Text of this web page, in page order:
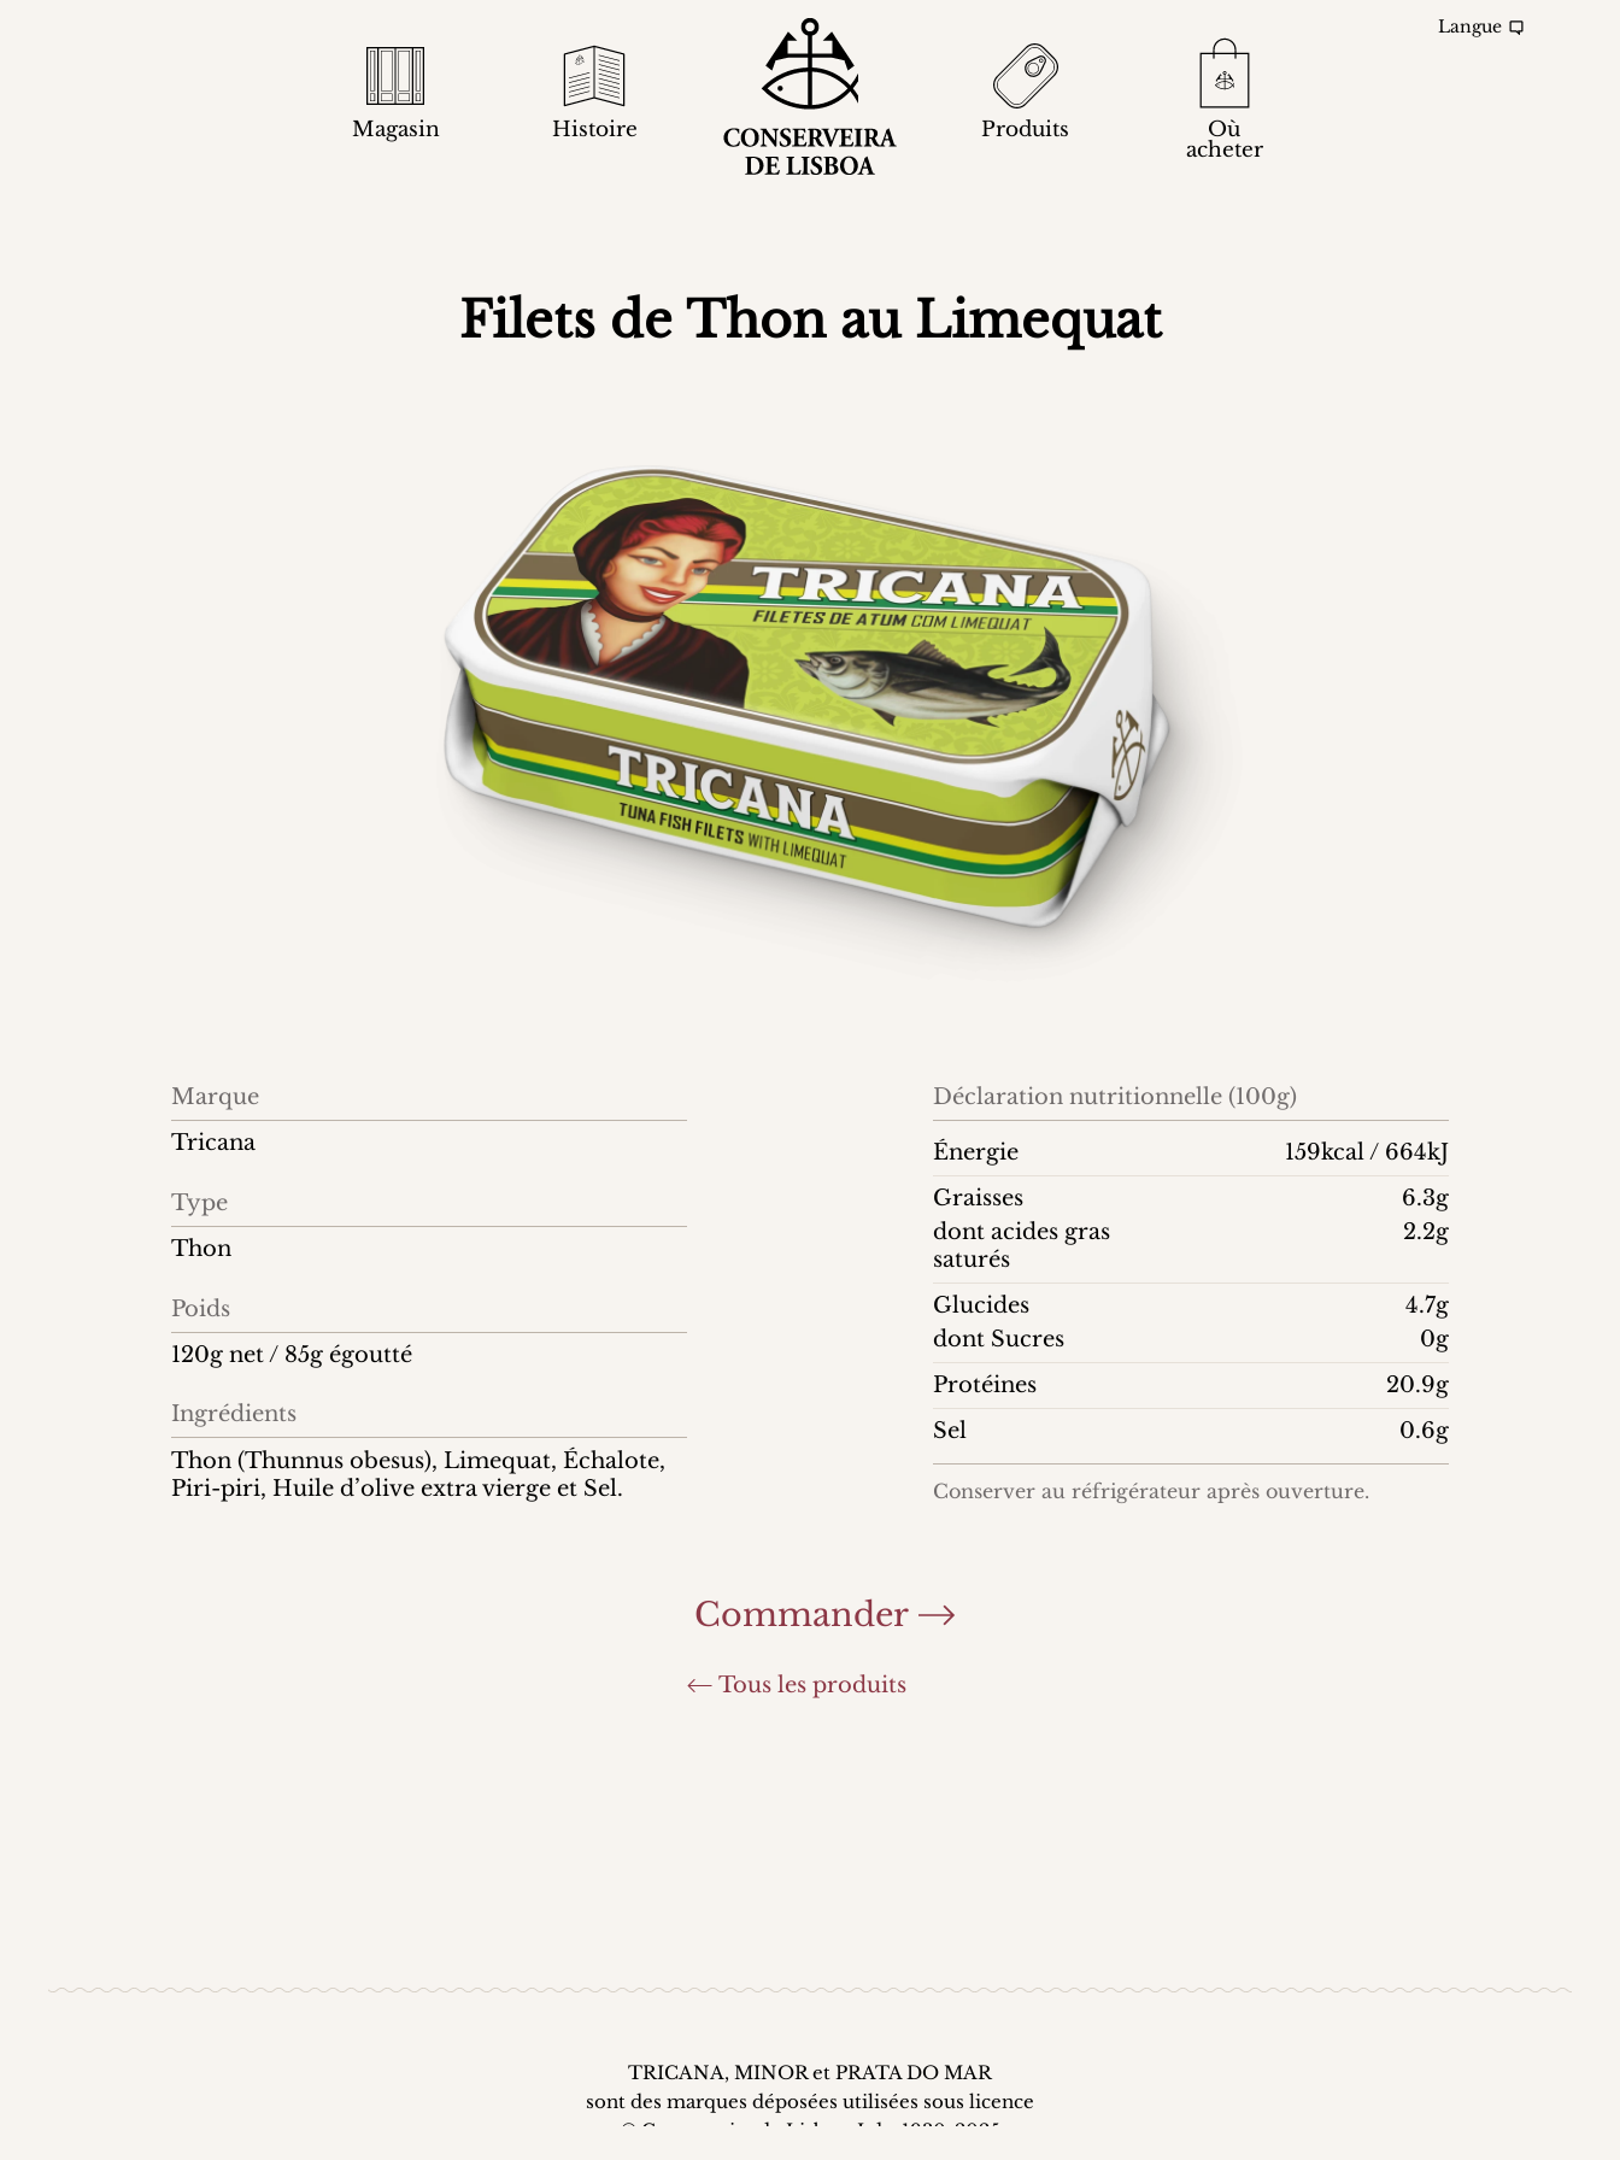
Langue
Magasin Histoire Produits Où
acheter
Filets de Thon au Limequat
Information
produit
Marque
Tricana
Type
Thon
Poids
120g net / 85g égoutté
Ingrédients
Thon (Thunnus obesus), Limequat, Échalote,
Piri-piri, Huile d’olive extra vierge et Sel.
Déclaration nutritionnelle (100g)
Énergie
159kcal / 664kJ
Graisses
6.3g
dont acides gras
saturés
2.2g
Glucides
4.7g
dont Sucres
0g
Protéines
20.9g
Sel
0.6g
Conserver au réfrigérateur après ouverture.
Commander
Tous les produits
TRICANA, MINOR et PRATA DO MAR
sont des marques déposées utilisées sous licence
© Conserveira de Lisboa, Lda. 1930-2025